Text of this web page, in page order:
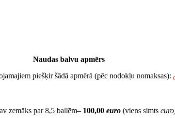
Naudas balvu apmērs
piešķir šādā apmērā (pēc nodokļu nomaksas):
zemāks par 8,5 ballēm– 100,00 euro (viens simts